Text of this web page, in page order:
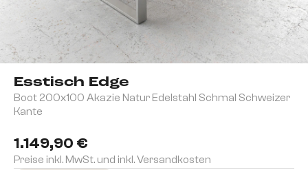
Esstisch Edge
Boot 200x100 Akazie Natur Edelstahl Schmal Schweizer
Kante
1.149,90 €
Preise inkl. MwSt. und inkl. Versandkosten